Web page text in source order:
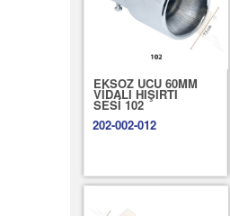
EKSOZ UCU 60MM
VİDALI HIŞIRTI
SESİ 102
202-002-012